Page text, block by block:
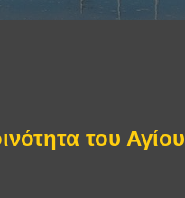
του Αγίου